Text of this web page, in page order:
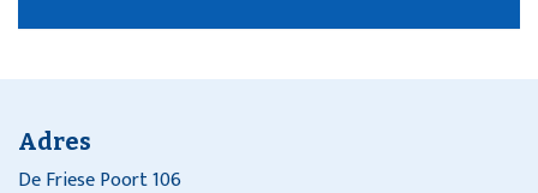
Adres
De Friese Poort 106